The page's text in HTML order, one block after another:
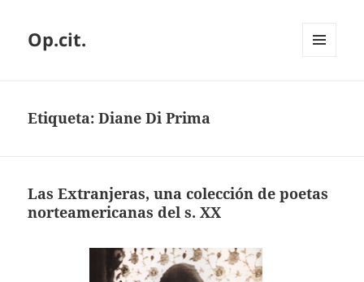
Op.cit.
Etiqueta:Diane Di Prima
Las Extranjeras, una colección de poetas
norteamericanas del s. XX